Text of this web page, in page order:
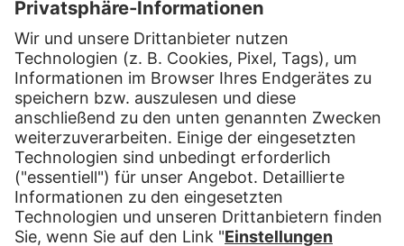
Standardbrief
Mindestmaße L x B:
140 mm x 90 mm
Höchstmaße L x B:
235 mm x 125 mm x 5 mm
Format:
Kompaktbrief
Mindestmaße L x B: